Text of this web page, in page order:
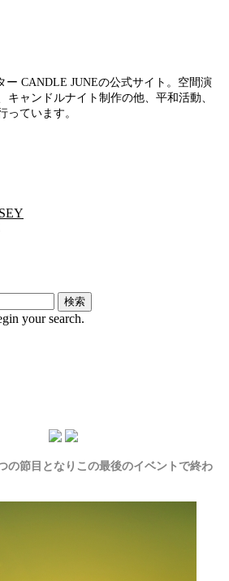
ー CANDLE JUNEの公式サイト。空間演
キャンドルナイト制作の他、平和活動、
っています。
your search.
の節目となりこの最後のイベントで終わ